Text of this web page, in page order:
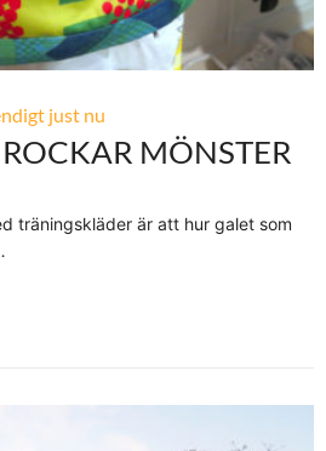
just nu
MÖNSTER
träningskläder är att hur galet som